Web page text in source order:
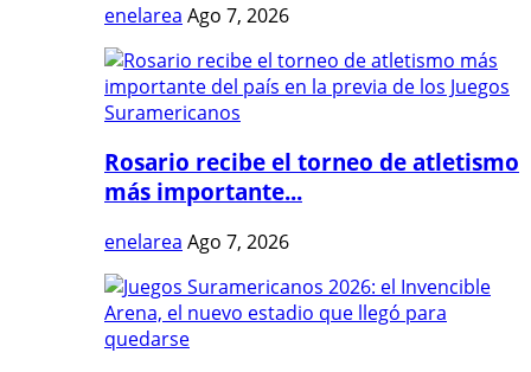
enelarea Ago 7, 2026
Rosario recibe el torneo de atletismo
más importante...
enelarea Ago 7, 2026